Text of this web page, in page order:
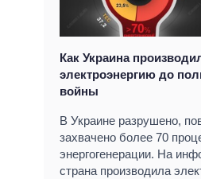
Как Украина
электроэнергию до
войны
В Украине разрушено,
захвачено более 70
энергогенерации. На
страна производила